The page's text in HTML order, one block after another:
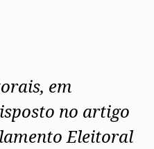
em
no artigo
Eleitoral